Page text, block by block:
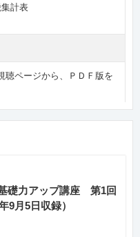
計表
聴ページから、ＰＤＦ版を
礎力アップ講座 第1回
9月5日収録）